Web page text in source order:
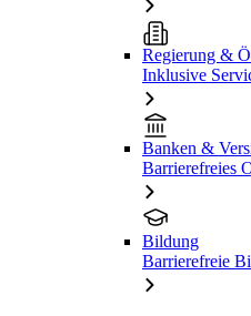
Regierung &
Inklusive
Banken &
Barrierefreies
Bildung
Barrierefreie